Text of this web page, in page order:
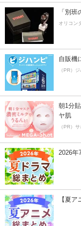
「別
オリコン
自販機
（PR）
朝1分
ヤ肌
（PR）
2026年
【夏